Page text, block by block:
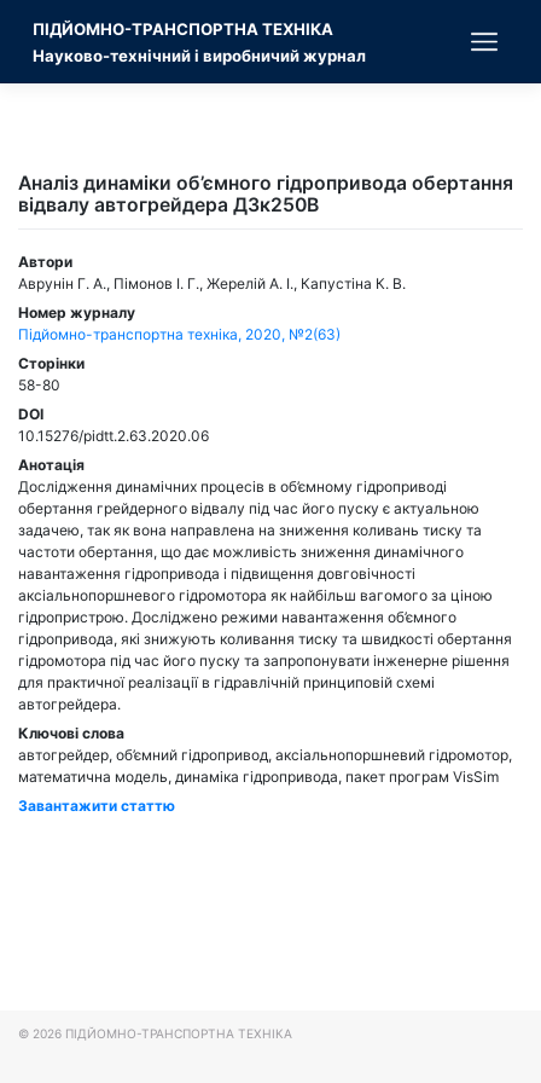
content
ПІДЙОМНО-ТРАНСПОРТНА ТЕХНІКА
Науково-технічний і виробничий журнал
Аналіз динаміки об’ємного гідропривода обертання
відвалу автогрейдера ДЗк250В
Автори
Аврунін Г. А., Пімонов І. Г., Жерелій А. І., Капустіна К. В.
Номер журналу
Підйомно-транспортна техніка, 2020, №2(63)
Сторінки
58-80
DOI
10.15276/pidtt.2.63.2020.06
Анотація
Дослідження динамічних процесів в об’ємному гідроприводі
обертання грейдерного відвалу під час його пуску є актуальною
задачею, так як вона направлена на зниження коливань тиску та
частоти обертання, що дає можливість зниження динамічного
навантаження гідропривода і підвищення довговічності
аксіальнопоршневого гідромотора як найбільш вагомого за ціною
гідропристрою. Досліджено режими навантаження об’ємного
гідропривода, які знижують коливання тиску та швидкості обертання
гідромотора під час його пуску та запропонувати інженерне рішення
для практичної реалізації в гідравлічній принциповій схемі
автогрейдера.
Ключові слова
автогрейдер, об’ємний гідропривод, аксіальнопоршневий гідромотор,
математична модель, динаміка гідропривода, пакет програм VisSim
Завантажити статтю
© 2026 ПІДЙОМНО-ТРАНСПОРТНА ТЕХНІКА